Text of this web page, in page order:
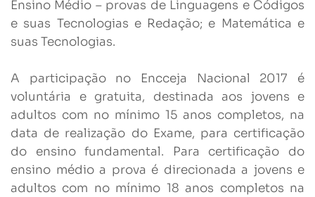
Ensino Médio – provas de Linguagens e Códigos
e suas Tecnologias e Redação; e Matemática e
suas Tecnologias.
A participação no Encceja Nacional 2017 é
voluntária e gratuita, destinada aos jovens e
adultos com no mínimo 15 anos completos, na
data de realização do Exame, para certificação
do ensino fundamental. Para certificação do
ensino médio a prova é direcionada a jovens e
adultos com no mínimo 18 anos completos na